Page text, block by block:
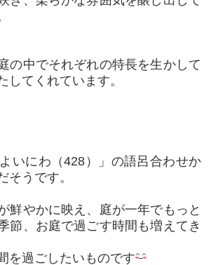
の中でそれぞれの特長を生かして
してくれています。
いにわ（428）」の語呂合わせか
そうです。
鮮やかに映え、庭が一年でもっと
節、お庭で過ごす時間も増えてき
を過ごしたいものです